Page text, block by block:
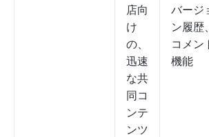
店向
け
の、
迅速
な共
同コ
ンテ
ンツ
バージ
ン履歴、
コメン
機能